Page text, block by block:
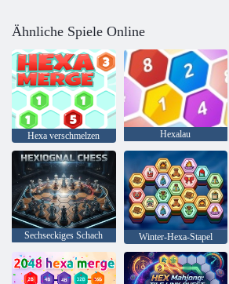
Ähnliche Spiele Online
Hexa verschmelzen Hexalau
Sechseckiges Schach Winter-Hexa-Stapel